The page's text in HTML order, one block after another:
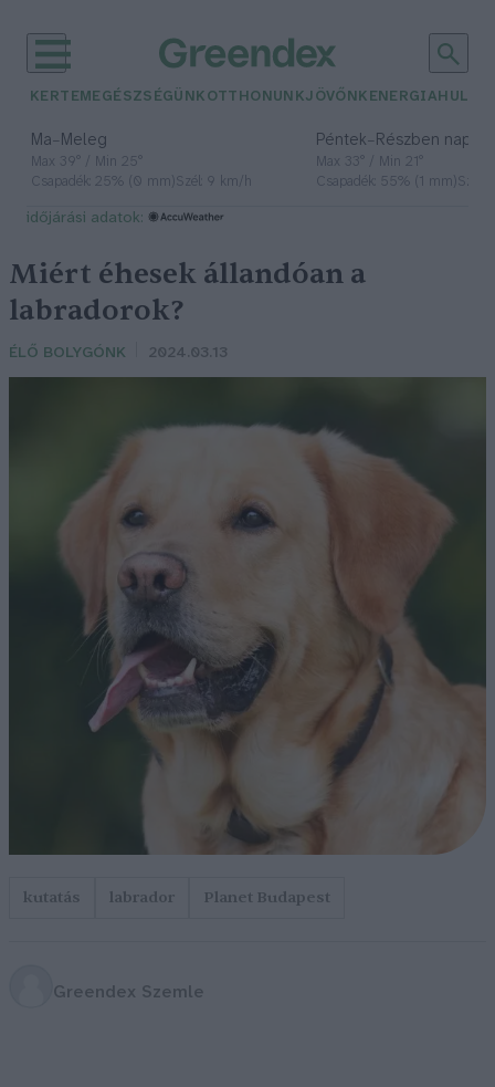
KERTEM EGÉSZSÉGÜNK OTTHONUNKJÖVŐNK ENERGIA
Ma– Meleg
Max 39° / Min 25°
Csapadék: 25% (0 mm)Szél: 9 km/h
Péntek– Részben
Max 33° / Min 21°
Csapadék: 55% (1 mm)Szél:
időjárási adatok:
Miért éhesek állandóan a
labradorok?
ÉLŐ BOLYGÓNK 2024.03.13
kutatás labrador Planet Budapest
Greendex Szemle